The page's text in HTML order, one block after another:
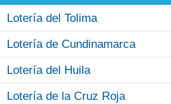
Lotería del Tolima
Lotería de Cundinamarca
Lotería del Huila
Lotería de la Cruz Roja